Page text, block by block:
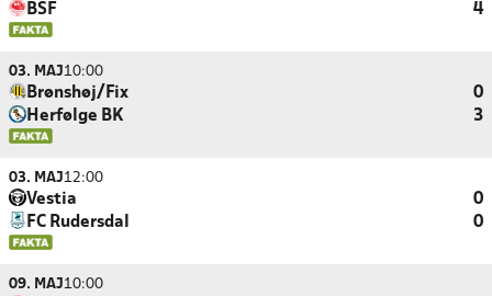
BSF
4
03. MAJ10:00
Brønshøj/Fix
0
Herfølge BK
3
03. MAJ12:00
Vestia
0
FC Rudersdal
0
09. MAJ10:00